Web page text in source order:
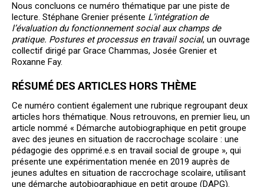
Nous concluons ce numéro thématique par une piste de
lecture. Stéphane Grenier présente L’intégration de
l’évaluation du fonctionnement social aux champs de
pratique. Postures et processus en travail social, un ouvrage
collectif dirigé par Grace Chammas, Josée Grenier et
Roxanne Fay.
RÉSUMÉ DES ARTICLES HORS THÈME
Ce numéro contient également une rubrique regroupant deux
articles hors thématique. Nous retrouvons, en premier lieu, un
article nommé « Démarche autobiographique en petit groupe
avec des jeunes en situation de raccrochage scolaire : une
pédagogie des opprimé.e.s en travail social de groupe », qui
présente une expérimentation menée en 2019 auprès de
jeunes adultes en situation de raccrochage scolaire, utilisant
une démarche autobiographique en petit groupe (DAPG).